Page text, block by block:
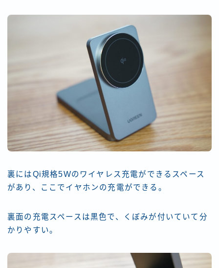
裏にはQi規格5Wのワイヤレス充電ができるスペース
があり、ここでイヤホンの充電ができる。
裏面の充電スペースは黒色で、くぼみが付いていて分
かりやすい。